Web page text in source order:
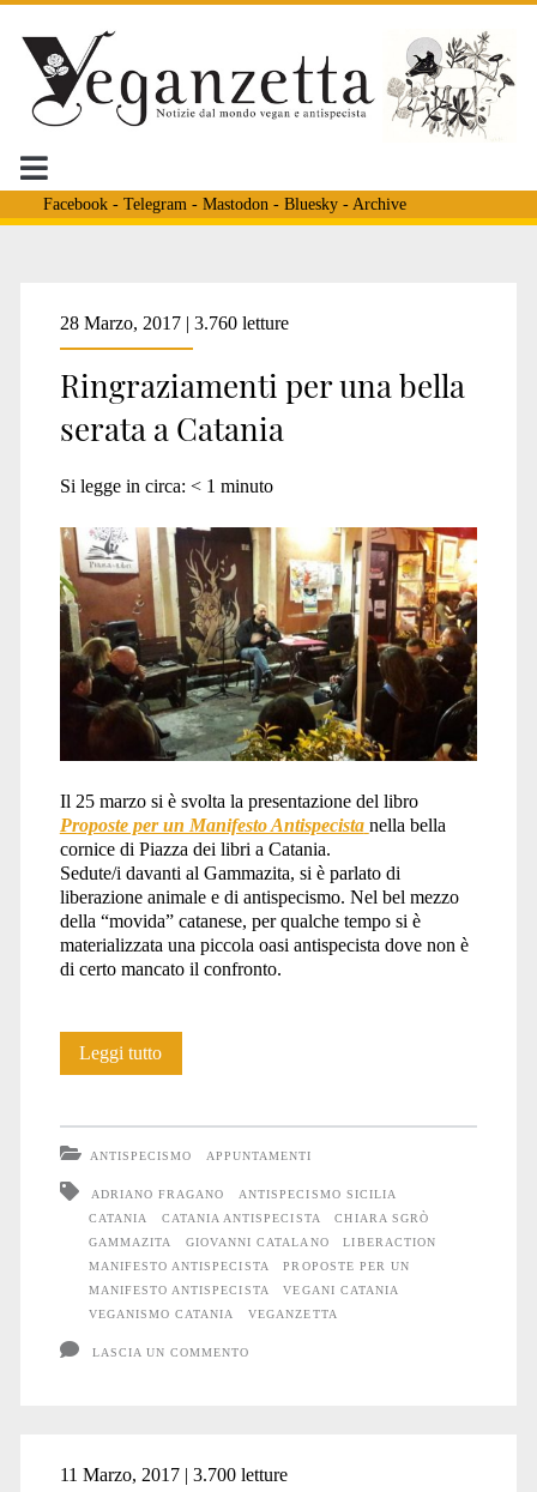
Facebook- Telegram - Mastodon - Bluesky- Archive
Tag:
<span>chiara
sgrò</span>
28 Marzo, 2017 | 3.760 letture
Ringraziamenti per una bella
serata a Catania
Si legge in circa: < 1 minuto
Il 25 marzo si è svolta la presentazione del libro
Proposte per un Manifesto Antispecista nella bella
cornice di Piazza dei libri a Catania.
Sedute/i davanti al Gammazita, si è parlato di
liberazione animale e di antispecismo. Nel bel mezzo
della “movida” catanese, per qualche tempo si è
materializzata una piccola oasi antispecista dove non è
di certo mancato il confronto.
Leggi tuttoRingraziamenti
serata
a
Catania
ANTISPECISMO APPUNTAMENTI
ADRIANO FRAGANO
ANTISPECISMO SICILIA
CATANIA
CATANIA ANTISPECISTA
CHIARA SGRÒ
GAMMAZITA
GIOVANNI CATALANO
LIBERACTION
MANIFESTO ANTISPECISTA
PROPOSTE PER UN
MANIFESTO ANTISPECISTA
VEGANI CATANIA
VEGANISMO CATANIA
VEGANZETTA
LASCIA UN COMMENTO
11 Marzo, 2017 | 3.700 letture